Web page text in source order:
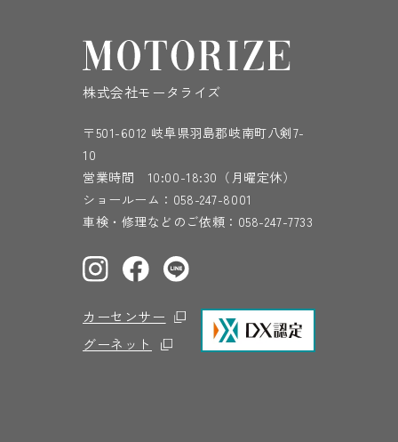
株式会社モータライズ
〒501-6012 岐阜県羽島郡岐南町八剣7-
10
営業時間 10:00-18:30（月曜定休）
ショールーム： 058-247-8001
車検・修理などのご依頼： 058-247-7733
カーセンサー
グーネット